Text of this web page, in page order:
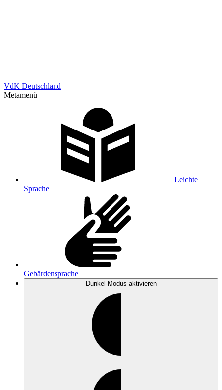
VdK Deutschland
Metamenü
Leichte
Sprache
Gebärdensprache
Dunkel-Modus aktivieren